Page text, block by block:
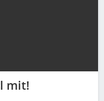
mit!